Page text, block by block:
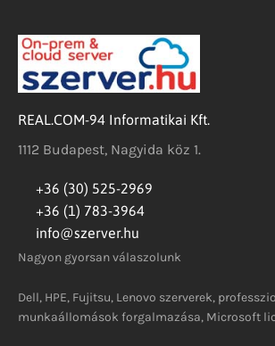
REAL.COM-94 Informatikai Kft.
1112 Budapest, Nagyida köz 1.
+36 (30) 525-2969
+36 (1) 783-3964
info@szerver.hu
Nagyon gyorsan válaszolunk
Dell, HPE, Fujitsu, Lenovo szerverek,
munkaállomások forgalmazása, Microsoft